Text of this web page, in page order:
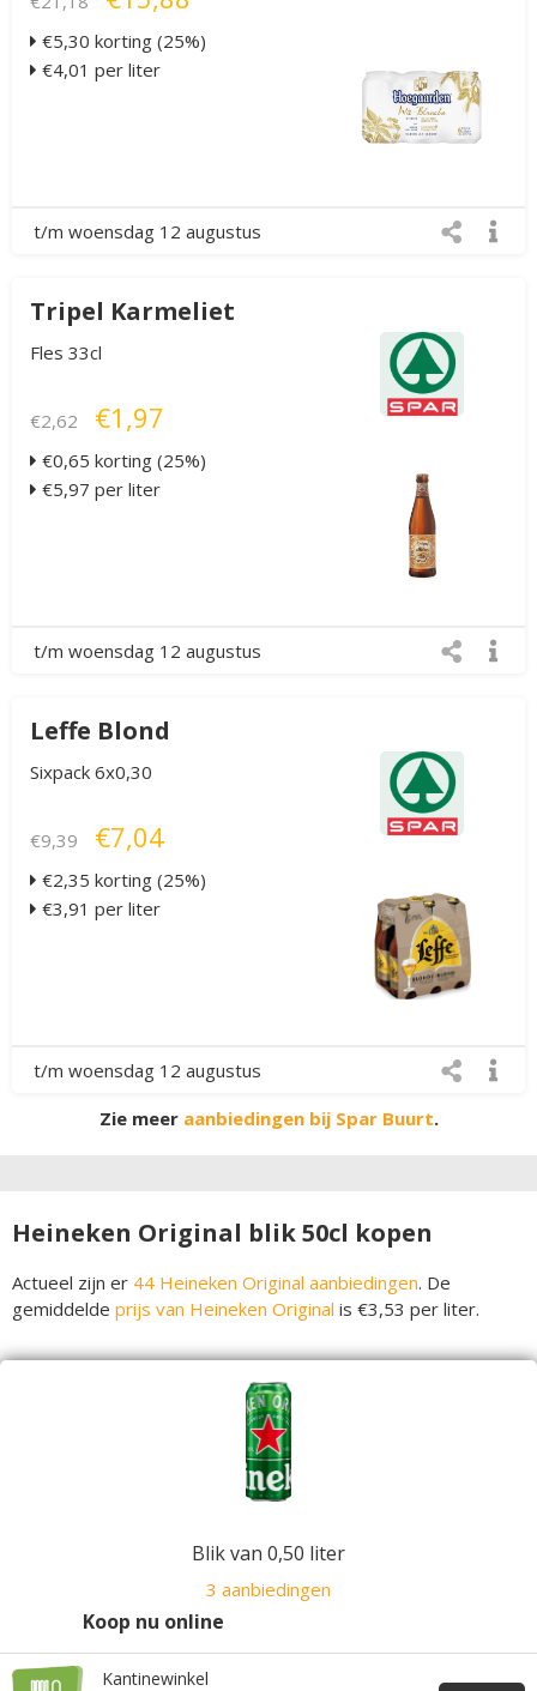
€5,30 korting (25%)
€4,01 per liter
t/m woensdag 12 augustus
Tripel Karmeliet
Fles 33cl
€2,62 €1,97
€0,65 korting (25%)
€5,97 per liter
t/m woensdag 12 augustus
Leffe Blond
Sixpack 6x0,30
€9,39 €7,04
€2,35 korting (25%)
€3,91 per liter
t/m woensdag 12 augustus
Zie meer aanbiedingen bij Spar Buurt.
Heineken Original blik 50cl kopen
Actueel zijn er 44 Heineken Original aanbiedingen. De
gemiddelde prijs van Heineken Original is €3,53 per liter.
Blik van 0,50 liter
3 aanbiedingen
Koop nu online
Kantinewinkel